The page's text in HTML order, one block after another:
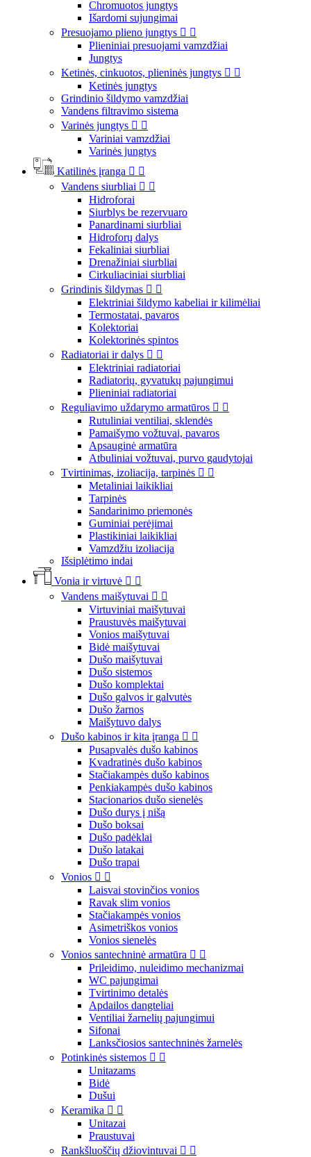
Chromuotos jungtys
Išardomi sujungimai
Presuojamo plieno jungtys  
Plieniniai presuojami vamzdžiai
Jungtys
Ketinės, cinkuotos, plieninės jungtys  
Ketinės jungtys
Grindinio šildymo vamzdžiai
Vandens filtravimo sistema
Varinės jungtys  
Variniai vamzdžiai
Varinės jungtys
Katilinės įranga  
Vandens siurbliai  
Hidroforai
Siurblys be rezervuaro
Panardinami siurbliai
Hidroforų dalys
Fekaliniai siurbliai
Drenažiniai siurbliai
Cirkuliaciniai siurbliai
Grindinis šildymas  
Elektriniai šildymo kabeliai ir kilimėliai
Termostatai, pavaros
Kolektoriai
Kolektorinės spintos
Radiatoriai ir dalys  
Elektriniai radiatoriai
Radiatorių, gyvatukų pajungimui
Plieniniai radiatoriai
Reguliavimo uždarymo armatūros  
Rutuliniai ventiliai, sklendės
Pamaišymo vožtuvai, pavaros
Apsauginė armatūra
Atbuliniai vožtuvai, purvo gaudytojai
Tvirtinimas, izoliacija, tarpinės  
Metaliniai laikikliai
Tarpinės
Sandarinimo priemonės
Guminiai perėjimai
Plastikiniai laikikliai
Vamzdžiu izoliacija
Išsiplėtimo indai
Vonia ir virtuvė  
Vandens maišytuvai  
Virtuviniai maišytuvai
Praustuvės maišytuvai
Vonios maišytuvai
Bidė maišytuvai
Dušo maišytuvai
Dušo sistemos
Dušo komplektai
Dušo galvos ir galvutės
Dušo žarnos
Maišytuvo dalys
Dušo kabinos ir kita įranga  
Pusapvalės dušo kabinos
Kvadratinės dušo kabinos
Stačiakampės dušo kabinos
Penkiakampės dušo kabinos
Stacionarios dušo sienelės
Dušo durys į nišą
Dušo boksai
Dušo padėklai
Dušo latakai
Dušo trapai
Vonios  
Laisvai stovinčios vonios
Ravak slim vonios
Stačiakampės vonios
Asimetriškos vonios
Vonios sienelės
Vonios santechninė armatūra  
Prileidimo, nuleidimo mechanizmai
WC pajungimai
Tvirtinimo detalės
Apdailos dangteliai
Ventiliai žarnelių pajungimui
Sifonai
Lanksčiosios santechninės žarnelės
Potinkinės sistemos  
Unitazams
Bidė
Dušui
Keramika  
Unitazai
Praustuvai
Rankšluoščių džiovintuvai  